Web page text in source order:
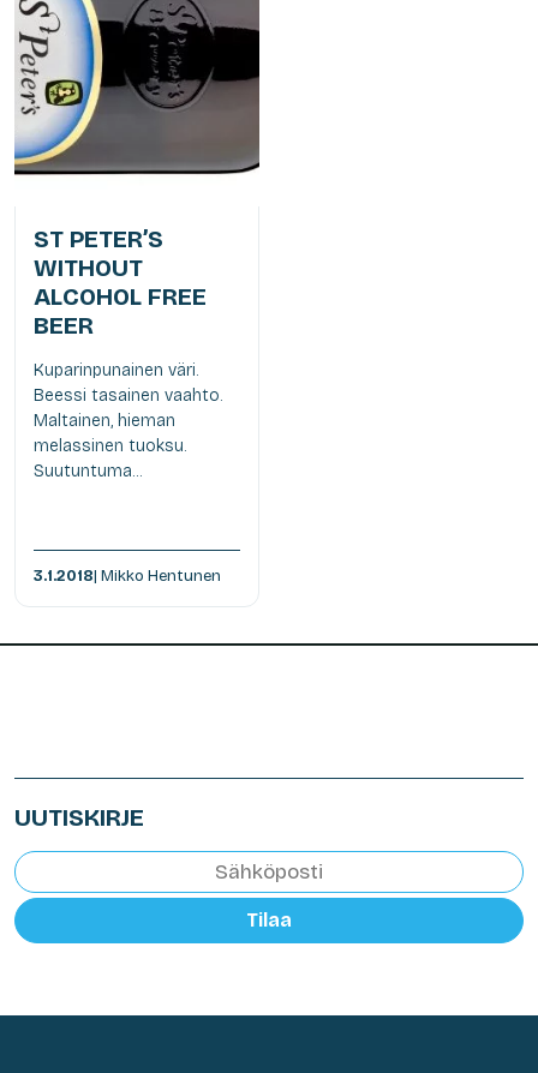
ST PETER’S
WITHOUT
ALCOHOL FREE
BEER
Kuparinpunainen väri.
Beessi tasainen vaahto.
Maltainen, hieman
melassinen tuoksu.
Suutuntuma...
3.1.2018| Mikko Hentunen
UUTISKIRJE
Tilaa